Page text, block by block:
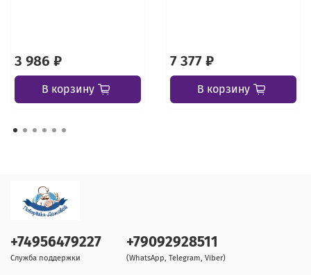
3 986 ₽
В корзину
7 377 ₽
В корзину
+74956479227
Служба поддержки
+79092928511
(WhatsApp, Telegram, Viber)